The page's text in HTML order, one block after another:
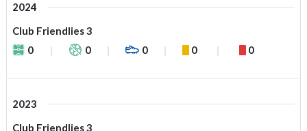
2024
Club Friendlies 3
0
0 0 0 0
2023
Club Friendlies 3